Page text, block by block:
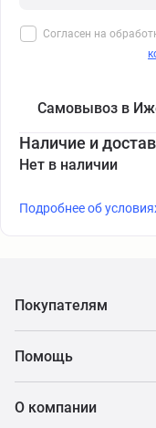
Согласен на
Самовывоз в
Наличие и
Нет в наличии
Подробнее об
Покупателям
Помощь
О компании